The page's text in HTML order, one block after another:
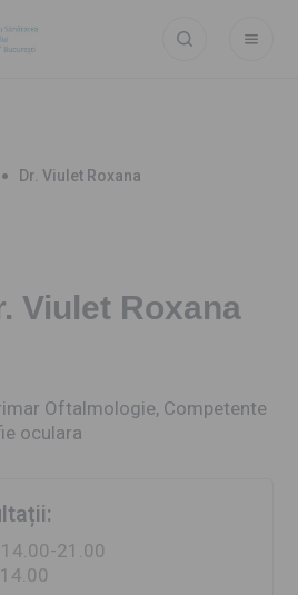
Dr. Viulet Roxana
Viulet Roxana
Oftalmologie, Competente
oculara
21.00